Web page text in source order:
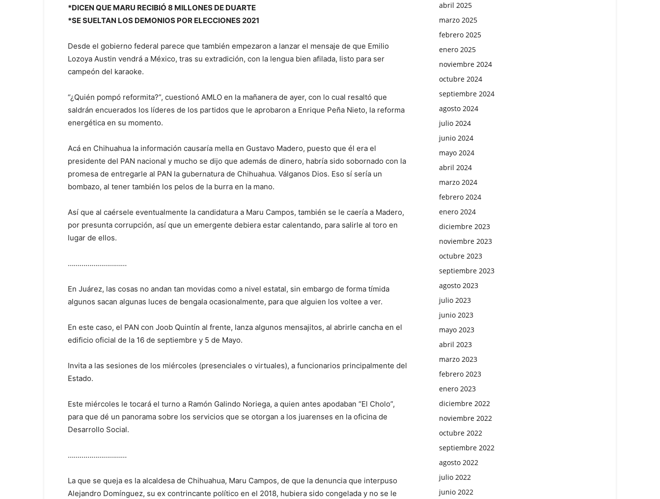
*DICEN QUE MARU RECIBIÓ 8 MILLONES DE DUARTE
*SE SUELTAN LOS DEMONIOS POR ELECCIONES 2021
Desde el gobierno federal parece que también empezaron a lanzar el mensaje de que Emilio
Lozoya Austin vendrá a México, tras su extradición, con la lengua bien afilada, listo para ser
campeón del karaoke.
“¿Quién pompó reformita?”, cuestionó AMLO en la mañanera de ayer, con lo cual resaltó que
saldrán encuerados los líderes de los partidos que le aprobaron a Enrique Peña Nieto, la reforma
energética en su momento.
Acá en Chihuahua la información causaría mella en Gustavo Madero, puesto que él era el
presidente del PAN nacional y mucho se dijo que además de dinero, habría sido sobornado con la
promesa de entregarle al PAN la gubernatura de Chihuahua. Válganos Dios. Eso sí sería un
bombazo, al tener también los pelos de la burra en la mano.
Así que al caérsele eventualmente la candidatura a Maru Campos, también se le caería a Madero,
por presunta corrupción, así que un emergente debiera estar calentando, para salirle al toro en
lugar de ellos.
…………………………
En Juárez, las cosas no andan tan movidas como a nivel estatal, sin embargo de forma tímida
algunos sacan algunas luces de bengala ocasionalmente, para que alguien los voltee a ver.
En este caso, el PAN con Joob Quintín al frente, lanza algunos mensajitos, al abrirle cancha en el
edificio oficial de la 16 de septiembre y 5 de Mayo.
Invita a las sesiones de los miércoles (presenciales o virtuales), a funcionarios principalmente del
Estado.
Este miércoles le tocará el turno a Ramón Galindo Noriega, a quien antes apodaban “El Cholo”,
para que dé un panorama sobre los servicios que se otorgan a los juarenses en la oficina de
Desarrollo Social.
…………………………
La que se queja es la alcaldesa de Chihuahua, Maru Campos, de que la denuncia que interpuso
Alejandro Domínguez, su ex contrincante político en el 2018, hubiera sido congelada y no se le
abril 2025
marzo 2025
febrero 2025
enero 2025
noviembre 2024
octubre 2024
septiembre 2024
agosto 2024
julio 2024
junio 2024
mayo 2024
abril 2024
marzo 2024
febrero 2024
enero 2024
diciembre 2023
noviembre 2023
octubre 2023
septiembre 2023
agosto 2023
julio 2023
junio 2023
mayo 2023
abril 2023
marzo 2023
febrero 2023
enero 2023
diciembre 2022
noviembre 2022
octubre 2022
septiembre 2022
agosto 2022
julio 2022
junio 2022